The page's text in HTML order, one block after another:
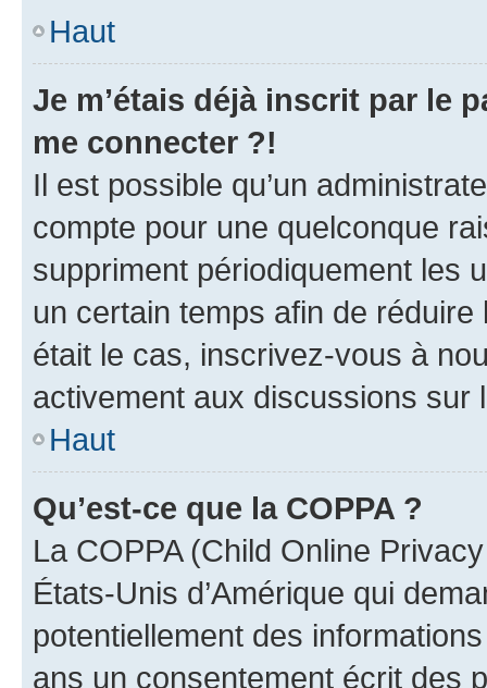
Haut
Je m’étais déjà inscrit par le
me connecter ?!
Il est possible qu’un
compte pour une quelconque
suppriment périodiquement les
un certain temps afin de
était le cas, inscrivez-vous à
activement aux discussions sur
Haut
Qu’est-ce que la COPPA ?
La COPPA (Child Online
États-Unis d’Amérique qui
potentiellement des
ans un consentement écrit des